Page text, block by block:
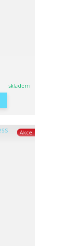
skladem
Akce